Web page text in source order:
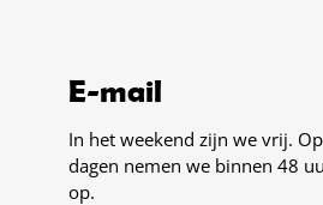
E-mail
In het weekend zijn we vrij.
dagen nemen we binnen 48
op.